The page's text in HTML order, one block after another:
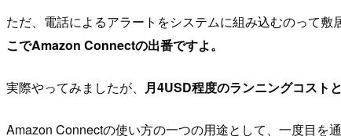
ただ、電話によるアラートをシステムに組み込むのって
こでAmazon Connectの出番ですよ。
実際やってみましたが、 月4USD程度のランニングコスト
Amazon Connectの使い方の一つの用途として、一度目を